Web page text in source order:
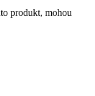
produkt, mohou